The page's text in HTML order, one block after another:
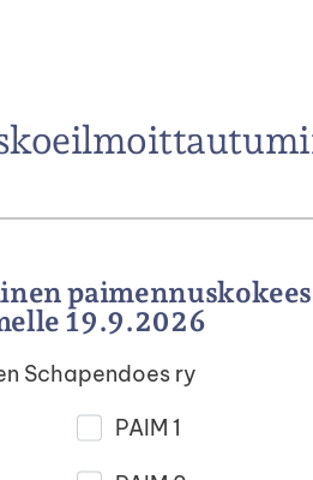
19.9.2026
Schapendoes ry
PAIM 1